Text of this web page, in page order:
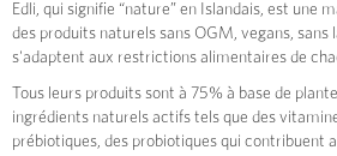
Edli, qui signifie “nature” en Islandais, est une
des produits naturels sans OGM, vegans, sans
s'adaptent aux restrictions alimentaires de
Tous leurs produits sont à 75% à base de
ingrédients naturels actifs tels que des
prébiotiques, des probiotiques qui contribuent